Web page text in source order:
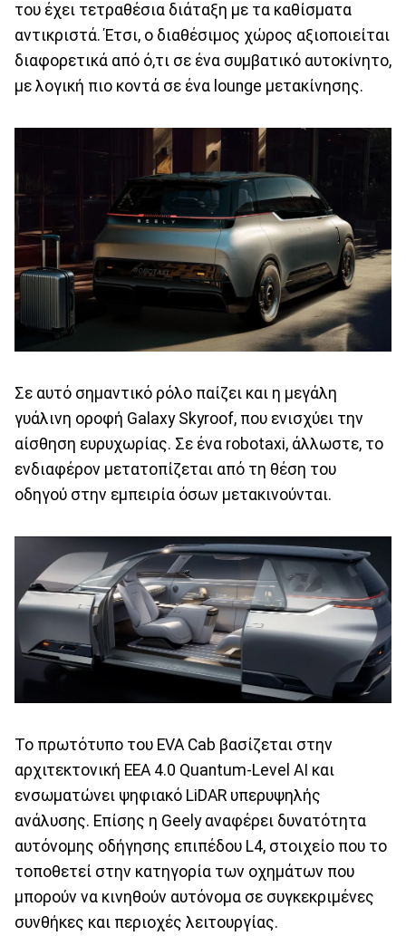
του έχει τετραθέσια διάταξη με τα καθίσματα
αντικριστά. Έτσι, ο διαθέσιμος χώρος αξιοποιείται
διαφορετικά από ό,τι σε ένα συμβατικό αυτοκίνητο,
με λογική πιο κοντά σε ένα lounge μετακίνησης.
Σε αυτό σημαντικό ρόλο παίζει και η μεγάλη
γυάλινη οροφή Galaxy Skyroof, που ενισχύει την
αίσθηση ευρυχωρίας. Σε ένα robotaxi, άλλωστε, το
ενδιαφέρον μετατοπίζεται από τη θέση του
οδηγού στην εμπειρία όσων μετακινούνται.
Το πρωτότυπο του EVA Cab βασίζεται στην
αρχιτεκτονική EEA 4.0 Quantum-Level AI και
ενσωματώνει ψηφιακό LiDAR υπερυψηλής
ανάλυσης. Επίσης η Geely αναφέρει δυνατότητα
αυτόνομης οδήγησης επιπέδου L4, στοιχείο που το
τοποθετεί στην κατηγορία των οχημάτων που
μπορούν να κινηθούν αυτόνομα σε συγκεκριμένες
συνθήκες και περιοχές λειτουργίας.